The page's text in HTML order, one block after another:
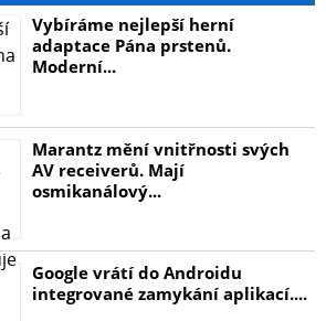
Vybíráme nejlepší herní
adaptace Pána prstenů.
Moderní...
Marantz mění vnitřnosti svých
AV receiverů. Mají
osmikanálový...
Google vrátí do Androidu
integrované zamykání aplikací....